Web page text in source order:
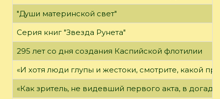
"Души материнской свет"
Серия книг "Звезда Рунета"
295 лет со дня создания Каспийской флотилии
«И хотя люди глупы и жестоки, смотрите, какой
«Как зритель, не видевший первого акта, в